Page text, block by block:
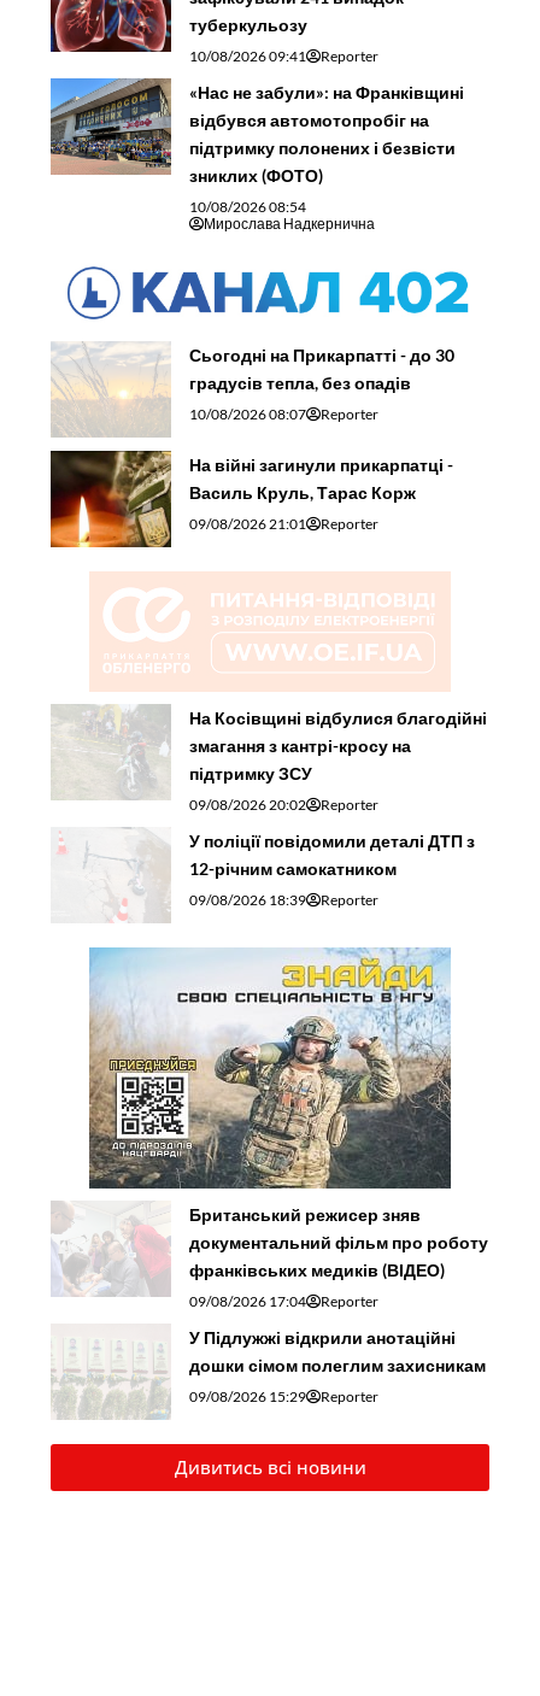
туберкульозу
10/08/2026 09:41 Reporter
«Нас не забули»: на Франківщині
відбувся автомотопробіг на
підтримку полонених і безвісти
зниклих (ФОТО)
10/08/2026 08:54
Мирослава Надкернична
Сьогодні на Прикарпатті - до 30
градусів тепла, без опадів
10/08/2026 08:07 Reporter
На війні загинули прикарпатці -
Василь Круль, Тарас Корж
09/08/2026 21:01 Reporter
На Косівщині відбулися благодійні
змагання з кантрі-кросу на
підтримку ЗСУ
09/08/2026 20:02 Reporter
У поліції повідомили деталі ДТП з
12-річним самокатником
09/08/2026 18:39 Reporter
Британський режисер зняв
документальний фільм про роботу
франківських медиків (ВІДЕО)
09/08/2026 17:04 Reporter
У Підлужжі відкрили анотаційні
дошки сімом полеглим захисникам
09/08/2026 15:29 Reporter
Дивитись всі новини